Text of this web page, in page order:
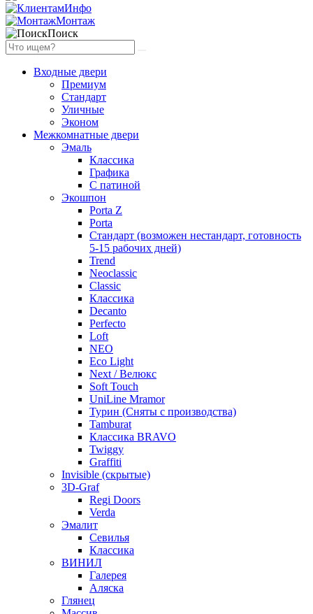
Инфо
Монтаж
Поиск
Входные двери
Премиум
Стандарт
Уличные
Эконом
Межкомнатные двери
Эмаль
Классика
Графика
С патиной
Экошпон
Porta Z
Porta
Стандарт (возможен нестандарт, готовность
5-15 рабочих дней)
Trend
Neoclassic
Classic
Классика
Decanto
Perfecto
Loft
NEO
Eco Light
Next / Велюкс
Soft Touch
UniLine Mramor
Турин (Сняты с производства)
Tamburat
Классика BRAVO
Twiggy
Graffiti
Invisible (скрытые)
3D-Graf
Regi Doors
Verda
Эмалит
Севилья
Классика
ВИНИЛ
Галерея
Аляска
Глянец